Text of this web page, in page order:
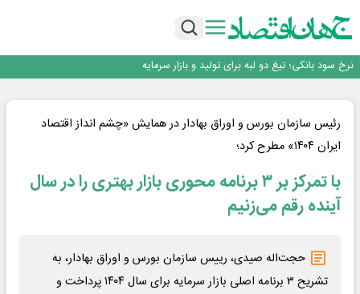
عبور فکور صنعت از مرز ۵۳ همت درآمد
نرخ سود بانکی؛ تیغ دو لبه برای تولید و بازار سرمایه
طلسم خانه‌سازی چینی‌ها در ایران شکسته می‌شود؟
عبور فکور صنعت از مرز ۵۳ همت درآمد
رییس‌کل بیمه مرکزی: برای حقوق مردم خط قرمز ندارم
رئیس سازمان بورس و اوراق بهادار در همایش «چشم انداز اقتصاد
ایران ۱۴۰۴» مطرح کرد؛
با تمرکز بر ۳ برنامه‌ محوری بازار بهتری را در سال
آینده رقم می‌زنیم
حجت‌اله صیدی، رییس سازمان بورس و اوراق بهادار، به
تشریح ۳ برنامه اصلی بازار سرمایه برای سال ۱۴۰۴ پرداخت و